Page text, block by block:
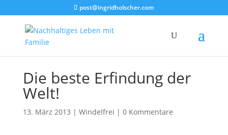
post@ingridholscher.com
Die beste Erfindung der
Welt!
13. März 2013 | Windelfrei | 0 Kommentare